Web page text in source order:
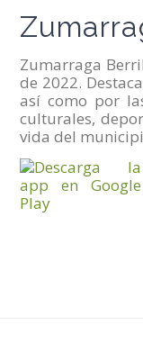
Zumarraga
de 2022.
así como por
culturales,
vida del